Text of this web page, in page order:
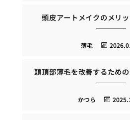
頭皮アートメイクのメリ
薄毛
頭頂部薄毛を改善するため
かつら